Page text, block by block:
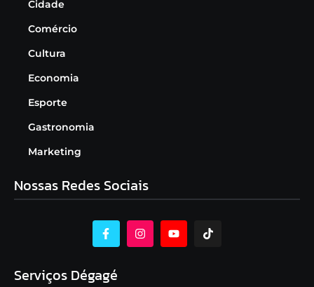
Cidade
Comércio
Cultura
Economia
Esporte
Gastronomia
Marketing
Nossas Redes Sociais
Serviços Dégagé